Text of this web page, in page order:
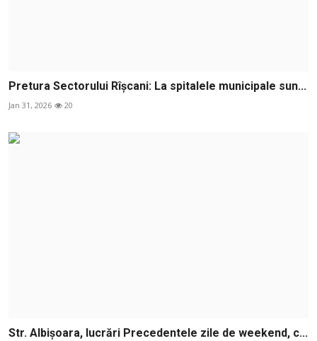
Pretura Sectorului Rîșcani: La spitalele municipale sun...
Jan 31, 2026 20
Str. Albișoara, lucrări Precedentele zile de weekend, c...